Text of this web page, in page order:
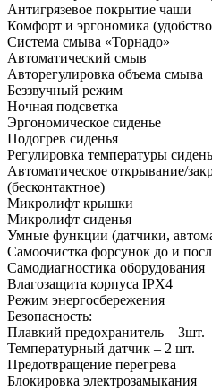
Антигрязевое покрытие чаши
Комфорт и эргономика (удобство
Система смыва «Торнадо»
Автоматический смыв
Авторегулировка объема смыва
Беззвучный режим
Ночная подсветка
Эргономическое сиденье
Подогрев сиденья
Регулировка температуры
Автоматическое открывание/
(бесконтактное)
Микролифт крышки
Микролифт сиденья
Умные функции (датчики,
Самоочистка форсунок до и
Самодиагностика оборудования
Влагозащита корпуса IPX4
Режим энергосбережения
Безопасность:
Плавкий предохранитель – 3шт.
Температурный датчик – 2 шт.
Предотвращение перегрева
Блокировка электрозамыкания